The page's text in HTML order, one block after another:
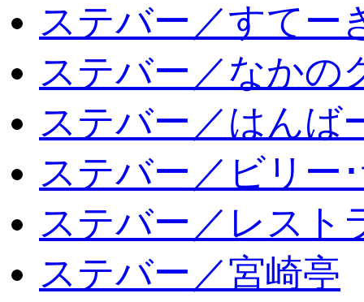
ステバー／すてー
ステバー／なかの
ステバー／はんば
ステバー／ビリー
ステバー／レスト
ステバー／宮崎亭